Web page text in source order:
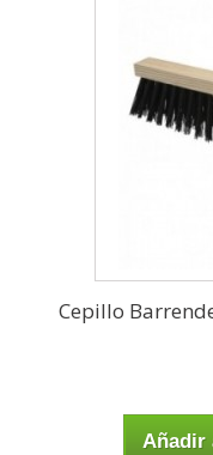
Cepillo
Añadir